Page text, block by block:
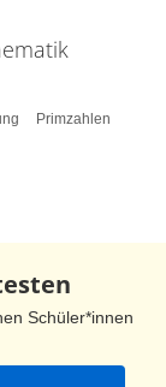
können
SATZart
also
wird. Was
Primzahlen
Schüler*innen